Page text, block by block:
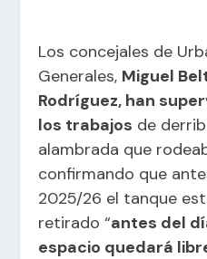
Los concejales de
Generales, Miguel
Rodríguez, han
los trabajos de
alambrada que
confirmando que
2025/26 el tanque
retirado “antes del
espacio quedará